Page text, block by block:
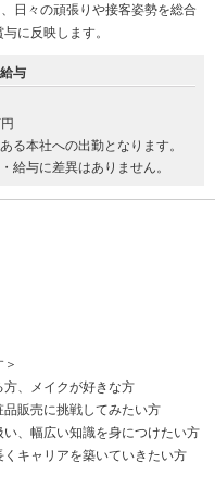
日々の頑張りや接客姿勢を総合
に反映します。
与
る本社への出勤となります。
給与に差異はありません。
方、メイクが好きな方
品販売に挑戦してみたい方
い、幅広い知識を身につけたい方
くキャリアを築いていきたい方